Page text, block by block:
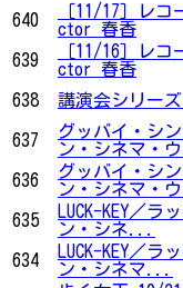
640
［11/17］レ
ctor 春香
639
［11/16］レ
ctor 春香
638
講演会シリー
637
グッバイ・シ
ン・シネマ・
636
グッバイ・シ
ン・シネマ・
635
LUCK-KEY／
ン・シネ...
634
LUCK-KEY／
ン・シネマ...